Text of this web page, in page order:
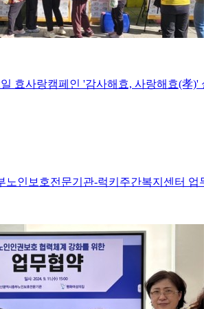
일 효사랑캠페인 '감사해효, 사랑해효(孝)'
노인보호전문기관-럭키주간복지센터 업